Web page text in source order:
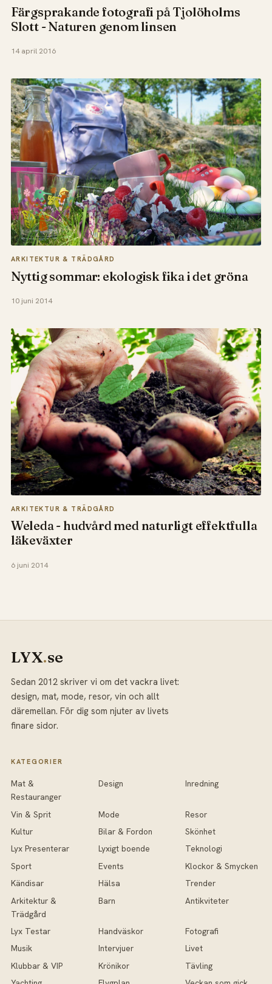
Färgsprakande fotografi på Tjolöholms
Slott - Naturen genom linsen
14 april 2016
ARKITEKTUR & TRÄDGÅRD
Nyttig sommar: ekologisk fika i det gröna
10 juni 2014
ARKITEKTUR & TRÄDGÅRD
Weleda - hudvård med naturligt effektfulla
läkeväxter
6 juni 2014
LYX.se
Sedan 2012 skriver vi om det vackra livet:
design, mat, mode, resor, vin och allt
däremellan. För dig som njuter av livets
finare sidor.
KATEGORIER
Mat &
Restauranger
Design Inredning
Vin & Sprit Mode
Resor
Kultur
Bilar & Fordon
Skönhet
Lyx Presenterar
Lyxigt boende
Teknologi
Sport
Events
Klockor & Smycken
Kändisar
Hälsa
Trender
Arkitektur &
Trädgård
Barn Antikviteter
Lyx Testar Handväskor
Fotografi
Musik
Intervjuer
Livet
Klubbar & VIP
Krönikor
Tävling